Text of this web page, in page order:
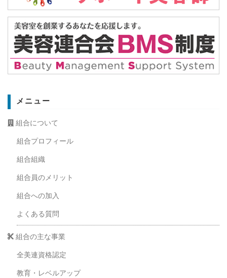
メニュー
組合について
組合プロフィール
組合組織
組合員のメリット
組合への加入
よくある質問
組合の主な事業
全美連資格認定
教育・レベルアップ